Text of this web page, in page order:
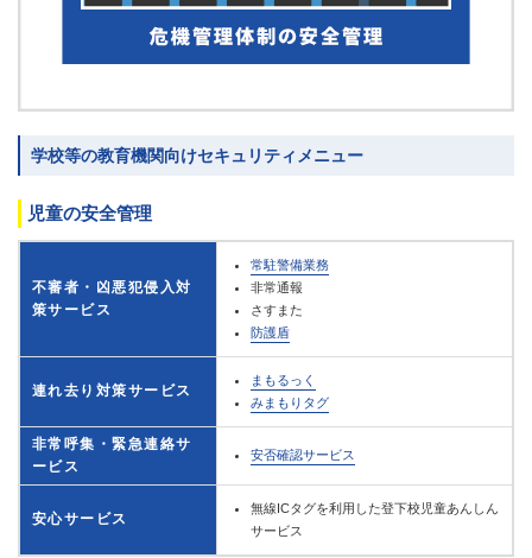
学校等の教育機関向けセキュリティメニュー
児童の安全管理
不審者・凶悪犯侵入対
策サービス
常駐警備業務
非常通報
さすまた
防護盾
連れ去り対策サービス
まもるっく
みまもりタグ
非常呼集・緊急連絡サ
ービス
安否確認サービス
安心サービス
無線ICタグを利用した登下校児童あんしん
サービス